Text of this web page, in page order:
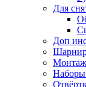
Для
Доп
Наборы